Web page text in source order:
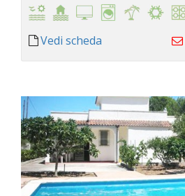
Vedi scheda